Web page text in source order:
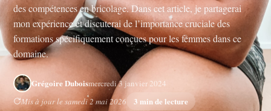
des compétences en bricolage. Dans cet article, je partagerai
mon expérience et discuterai de l’importance cruciale des
formations spécifiquement conçues pour les femmes dans ce
domaine.
Grégoire Duboismercredi 3 janvier 2024
Mis à jour le samedi 2 mai 2026
3 min de lecture